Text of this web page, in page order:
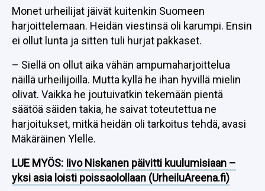
Monet urheilijat jäivät kuitenkin Suomeen
harjoittelemaan. Heidän viestinsä oli karumpi. Ensin
ei ollut lunta ja sitten tuli hurjat pakkaset.
– Siellä on ollut aika vähän ampumaharjoittelua
näillä urheilijoilla. Mutta kyllä he ihan hyvillä mielin
olivat. Vaikka he joutuivatkin tekemään pientä
säätöä säiden takia, he saivat toteutettua ne
harjoitukset, mitkä heidän oli tarkoitus tehdä, avasi
Mäkäräinen Ylelle.
LUE MYÖS: Iivo Niskanen päivitti kuulumisiaan –
yksi asia loisti poissaolollaan (UrheiluAreena.fi)